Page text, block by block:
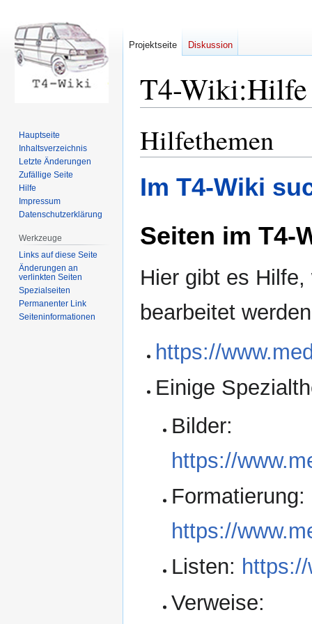
T4-Wiki:Hilfe
Navigation
springen
Suche
springen
Hilfethemen
Im T4-Wiki
Seiten im T4-
Hier gibt es
bearbeitet
https://
Einige
Bilder:
https://
Formatierung:
https://
Listen:
Verweise:
Projektseite Diskussion
Hauptseite
Inhaltsverzeichnis
Letzte Änderungen
Zufällige Seite
Hilfe
Impressum
Datenschutzerklärung
Werkzeuge
Links auf diese Seite
Änderungen an
verlinkten Seiten
Spezialseiten
Permanenter Link
Seiten­informationen